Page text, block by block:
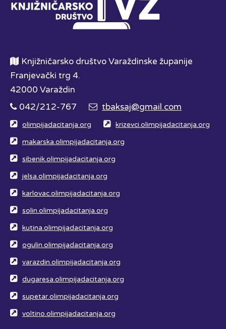
Knjižničarsko društvo Varaždinske županije
Franjevački trg 4.
42000 Varaždin
042/212-767
tbaksaj@gmail.com
olimpijadacitanja.org krizevci.olimpijadacitanja.org
makarska.olimpijadacitanja.org
sibenik.olimpijadacitanja.org
jelsa.olimpijadacitanja.org
karlovac.olimpijadacitanja.org
solin.olimpijadacitanja.org
kutina.olimpijadacitanja.org
ogulin.olimpijadacitanja.org
varazdin.olimpijadacitanja.org
dugaresa.olimpijadacitanja.org
supetar.olimpijadacitanja.org
voltino.olimpijadacitanja.org